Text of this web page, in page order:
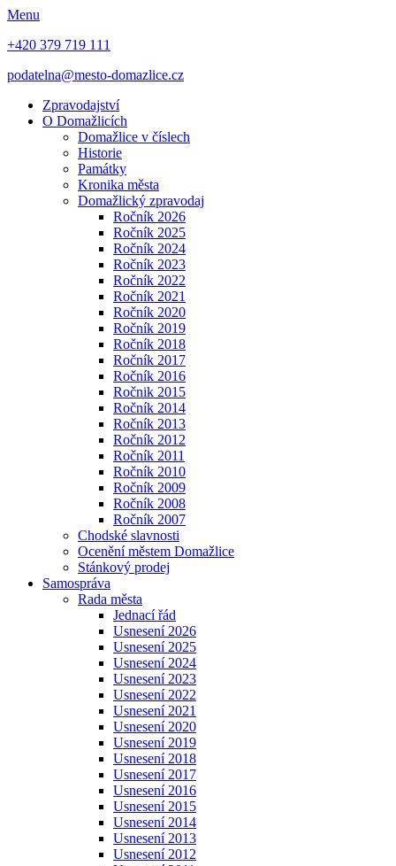
Menu
+420 379 719 111
podatelna@mesto-domazlice.cz
Zpravodajství
O Domažlicích
Domažlice v číslech
Historie
Památky
Kronika města
Domažlický zpravodaj
Ročník 2026
Ročník 2025
Ročník 2024
Ročník 2023
Ročník 2022
Ročník 2021
Ročník 2020
Ročník 2019
Ročník 2018
Ročník 2017
Ročník 2016
Ročnik 2015
Ročník 2014
Ročník 2013
Ročník 2012
Ročník 2011
Ročník 2010
Ročník 2009
Ročník 2008
Ročník 2007
Chodské slavnosti
Ocenění městem Domažlice
Stánkový prodej
Samospráva
Rada města
Jednací řád
Usnesení 2026
Usnesení 2025
Usnesení 2024
Usnesení 2023
Usnesení 2022
Usnesení 2021
Usnesení 2020
Usnesení 2019
Usnesení 2018
Usnesení 2017
Usnesení 2016
Usnesení 2015
Usnesení 2014
Usnesení 2013
Usnesení 2012